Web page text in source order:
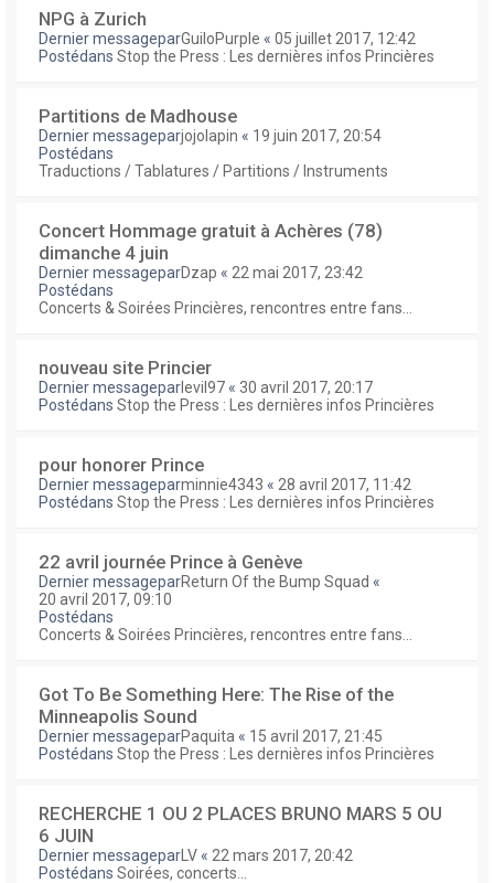
NPG à Zurich
Dernier messageparGuiloPurple « 05 juillet 2017, 12:42
Postédans Stop the Press : Les dernières infos Princières
Partitions de Madhouse
Dernier messageparjojolapin « 19 juin 2017, 20:54
Postédans
Traductions / Tablatures / Partitions / Instruments
Concert Hommage gratuit à Achères (78)
dimanche 4 juin
Dernier messageparDzap « 22 mai 2017, 23:42
Postédans
Concerts & Soirées Princières, rencontres entre fans...
nouveau site Princier
Dernier messageparlevil97 « 30 avril 2017, 20:17
Postédans Stop the Press : Les dernières infos Princières
pour honorer Prince
Dernier messageparminnie4343 « 28 avril 2017, 11:42
Postédans Stop the Press : Les dernières infos Princières
22 avril journée Prince à Genève
Dernier messageparReturn Of the Bump Squad «
20 avril 2017, 09:10
Postédans
Concerts & Soirées Princières, rencontres entre fans...
Got To Be Something Here: The Rise of the
Minneapolis Sound
Dernier messageparPaquita « 15 avril 2017, 21:45
Postédans Stop the Press : Les dernières infos Princières
RECHERCHE 1 OU 2 PLACES BRUNO MARS 5 OU
6 JUIN
Dernier messagepar LV « 22 mars 2017, 20:42
Postédans Soirées, concerts...